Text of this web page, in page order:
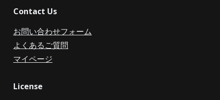
Contact Us
お問い合わせフォーム
よくあるご質問
マイページ
License